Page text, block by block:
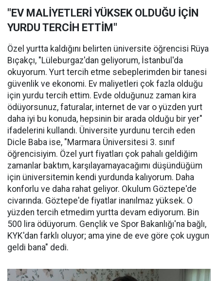
"EV MALİYETLERİ YÜKSEK OLDUĞU İÇİN
YURDU TERCİH ETTİM"
Özel yurtta kaldığını belirten üniversite öğrencisi Rüya
Bıçakçı, "Lüleburgaz'dan geliyorum, İstanbul'da
okuyorum. Yurt tercih etme sebeplerimden bir tanesi
güvenlik ve ekonomi. Ev maliyetleri çok fazla olduğu
için yurdu tercih ettim. Evde olduğunuz zaman kira
ödüyorsunuz, faturalar, internet de var o yüzden yurt
daha iyi bu konuda, hepsinin bir arada olduğu bir yer"
ifadelerini kullandı. Üniversite yurdunu tercih eden
Dicle Baba ise, "Marmara Üniversitesi 3. sınıf
öğrencisiyim. Özel yurt fiyatları çok pahalı geldiğim
zamanlar baktım, karşılayamayacağımı düşündüğüm
için üniversitemin kendi yurdunda kalıyorum. Daha
konforlu ve daha rahat geliyor. Okulum Göztepe'de
civarında. Göztepe'de fiyatlar inanılmaz yüksek. O
yüzden tercih etmedim yurtta devam ediyorum. Bin
500 lira ödüyorum. Gençlik ve Spor Bakanlığı'na bağlı,
KYK'dan farklı oluyor; ama yine de eve göre çok uygun
geldi bana" dedi.